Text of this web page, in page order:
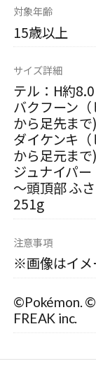
対象年齢
15歳以上
サイズ詳細
テル：H約
バクフーン
から足先ま
ダイケンキ
から足元ま
ジュナイパ
～頭頂部 ふ
251g
注意事項
※画像はイメ
©Pokémon.
FREAK inc.